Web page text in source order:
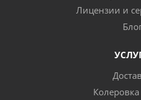
Лицензии и
Колеровка